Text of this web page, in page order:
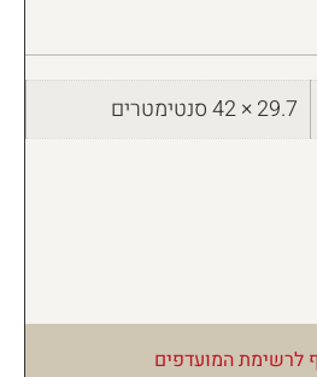
29.7 × 42 סנטימטרים
לרשימת המועדפים